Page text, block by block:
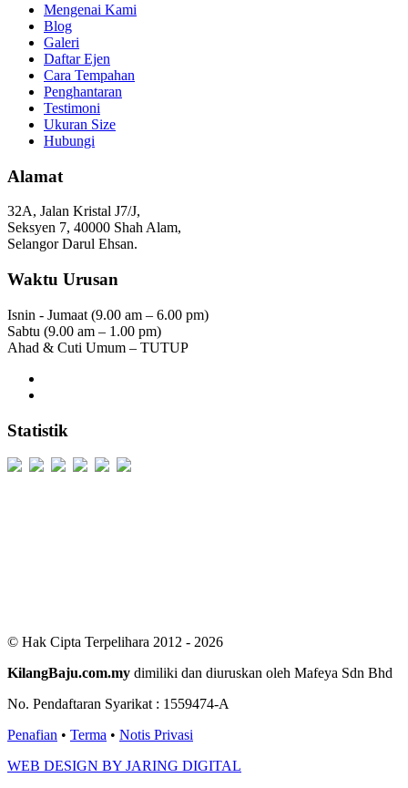
Mengenai Kami
Blog
Galeri
Daftar Ejen
Cara Tempahan
Penghantaran
Testimoni
Ukuran Size
Hubungi
Alamat
32A, Jalan Kristal J7/J,
Seksyen 7, 40000 Shah Alam,
Selangor Darul Ehsan.
Waktu Urusan
Isnin - Jumaat (9.00 am – 6.00 pm)
Sabtu (9.00 am – 1.00 pm)
Ahad & Cuti Umum – TUTUP
Statistik
© Hak Cipta Terpelihara 2012 - 2026
KilangBaju.com.my dimiliki dan diuruskan oleh Mafeya Sdn Bhd
No. Pendaftaran Syarikat : 1559474-A
Penafian • Terma • Notis Privasi
WEB DESIGN BY JARING DIGITAL